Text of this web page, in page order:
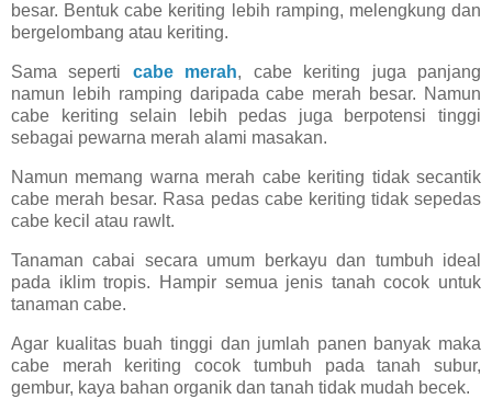
besar. Bentuk cabe keriting lebih ramping, melengkung dan
bergelombang atau keriting.
Sama seperti cabe merah, cabe keriting juga panjang
namun lebih ramping daripada cabe merah besar. Namun
cabe keriting selain lebih pedas juga berpotensi tinggi
sebagai pewarna merah alami masakan.
Namun memang warna merah cabe keriting tidak secantik
cabe merah besar. Rasa pedas cabe keriting tidak sepedas
cabe kecil atau rawlt.
Tanaman cabai secara umum berkayu dan tumbuh ideal
pada iklim tropis. Hampir semua jenis tanah cocok untuk
tanaman cabe.
Agar kualitas buah tinggi dan jumlah panen banyak maka
cabe merah keriting cocok tumbuh pada tanah subur,
gembur, kaya bahan organik dan tanah tidak mudah becek.